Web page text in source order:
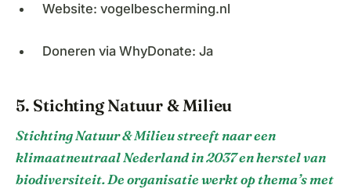
Website: vogelbescherming.nl
Doneren via WhyDonate: Ja
5. Stichting Natuur & Milieu
Stichting Natuur & Milieu streeft naar een
klimaatneutraal Nederland in 2037 en herstel van
biodiversiteit. De organisatie werkt op thema’s met